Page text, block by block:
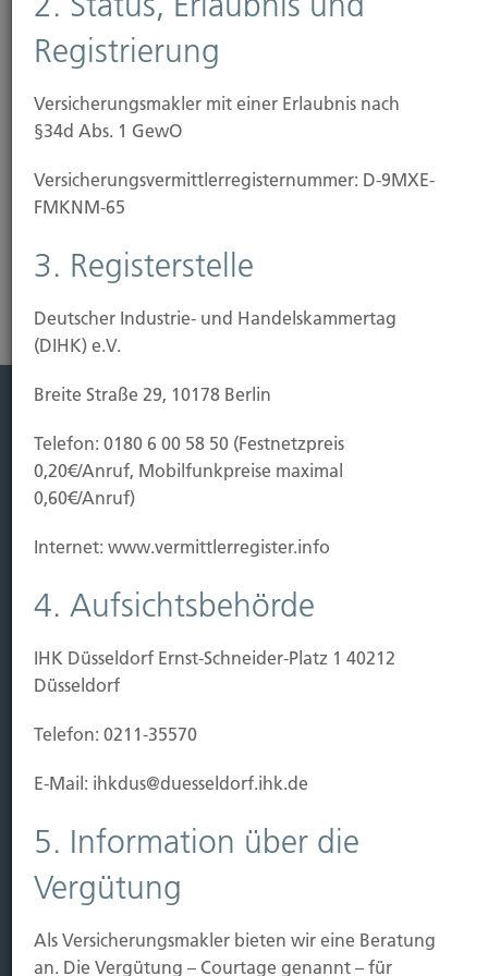
bei Bauarbeiten bis zu 50.000 Euro Bausumme.
Bei höheren Baukosten ist eine separate
Bauherrenhaftpflicht-Versicherung erforderlich.)
Der Beitrag richtet sich nach der Höhe des
Bruttojahresmiet- oder -pachtwertes oder nach
Gewerbeeinheiten.
Leistung
Leben
Vorsorgen
Kauf Grundstück
Baubeginn
Baufertigstellung/Hauskauf
Schaden
Kontakt
Hubert Brück KG
| Inhaber: Dipl. Ökonom Johannes
Brück | Kapellstraße 2 | 40479 Düsseldorf
Telefon:0211-490066 |
brueck@brueckkg.de
Kontaktformular
Registrierung
Versicherungsmakler mit einer Erlaubnis nach
§34d Abs. 1 GewO
Versicherungs­vermittler­registernummer: D-9MXE-
FMKNM-65
3. Registerstelle
Deutscher Industrie- und Handelskammertag
(DIHK) e.V.
Breite Straße 29, 10178 Berlin
Telefon: 0180 6 00 58 50 (Festnetzpreis
0,20€/Anruf, Mobilfunkpreise maximal
0,60€/Anruf)
Internet: www.vermittlerregister.info
4. Aufsichtsbehörde
IHK Düsseldorf Ernst-Schneider-Platz 1 40212
Düsseldorf
Telefon: 0211-35570
E-Mail: ihkdus@duesseldorf.ihk.de
5. Information über die
Vergütung
Als Versicherungsmakler bieten wir eine Beratung
an. Die Vergütung – Courtage genannt – für